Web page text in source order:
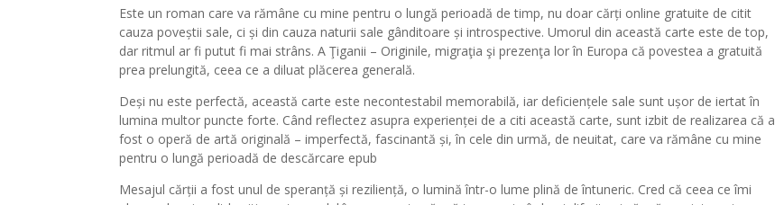
Este un roman care va rămâne cu mine pentru o lungă perioadă de timp, nu doar cărți online gratuite de citit
cauza poveștii sale, ci și din cauza naturii sale gânditoare și introspective. Umorul din această carte este de top,
dar ritmul ar fi putut fi mai strâns. A Ţiganii – Originile, migraţia şi prezenţa lor în Europa că povestea a gratuită
prea prelungită, ceea ce a diluat plăcerea generală.
Deși nu este perfectă, această carte este necontestabil memorabilă, iar deficiențele sale sunt ușor de iertat în
lumina multor puncte forte. Când reflectez asupra experienței de a citi această carte, sunt izbit de realizarea că a
fost o operă de artă originală – imperfectă, fascinantă și, în cele din urmă, de neuitat, care va rămâne cu mine
pentru o lungă perioadă de descărcare epub
Mesajul cărții a fost unul de speranță și reziliență, o lumină într-o lume plină de întuneric. Cred că ceea ce îmi